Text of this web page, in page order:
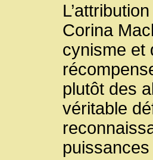
Corina
cynisme et
plutôt des
véritable